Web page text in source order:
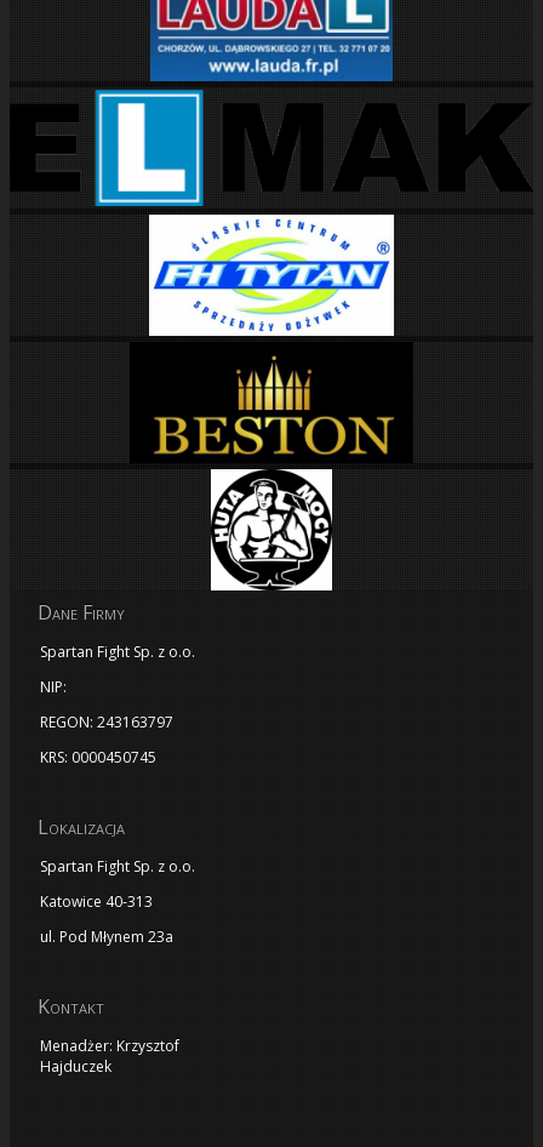
Dane Firmy
Spartan Fight Sp. z o.o.
NIP:
REGON: 243163797
KRS: 0000450745
Lokalizacja
Spartan Fight Sp. z o.o.
Katowice 40-313
ul. Pod Młynem 23a
Kontakt
Menadżer: Krzysztof
Hajduczek